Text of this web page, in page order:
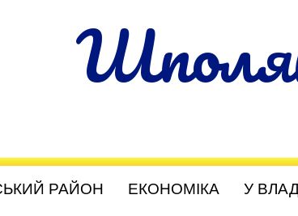
РАЙОН ЕКОНОМІКА У